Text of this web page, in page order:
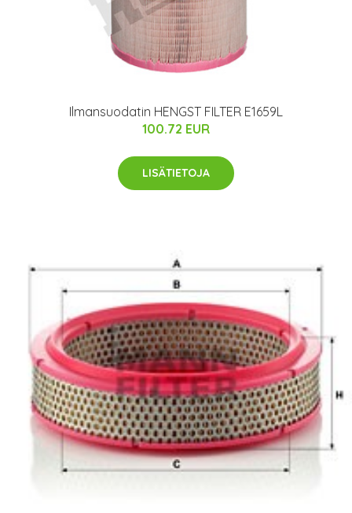
Ilmansuodatin HENGST FILTER E1659L
100.72 EUR
LISÄTIETOJA